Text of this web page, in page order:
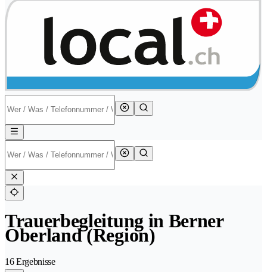
Trauerbegleitung in Berner
Oberland (Region)
16 Ergebnisse